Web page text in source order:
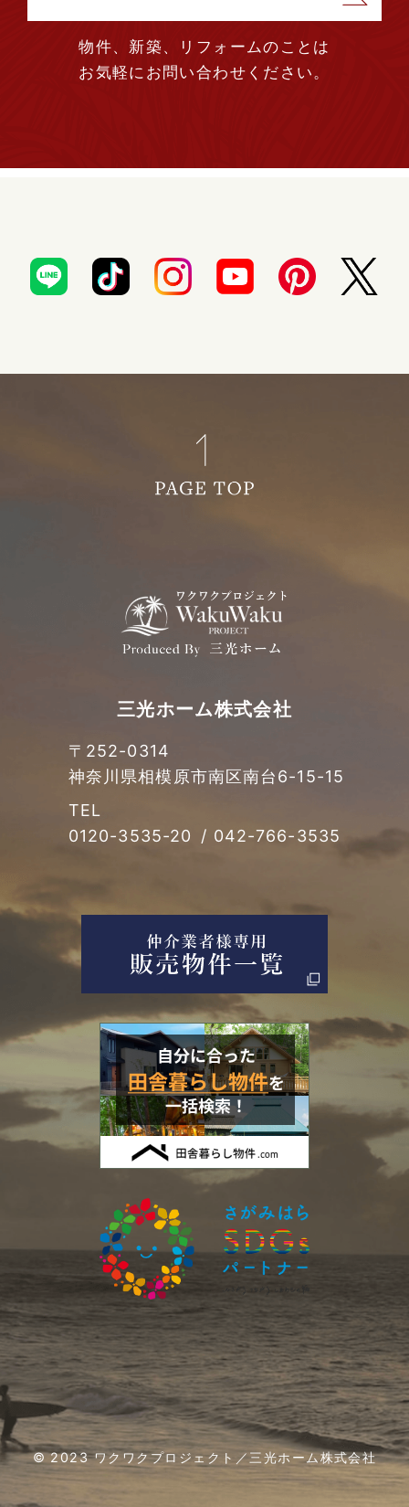
2023年02月 (2)
2022年10月 (1)
2022年08月 (2)
2021年10月 (3)
2021年09月 (3)
2021年04月 (5)
2021年03月 (2)
2021年02月 (3)
2021年01月 (4)
2020年11月 (4)
2020年10月 (5)
2020年09月 (4)
2020年08月 (6)
2020年07月 (5)
2020年06月 (5)
物件、新築、リフォームのことは
お気軽にお問い合わせください。
三光ホーム株式会社
〒252-0314
神奈川県相模原市南区南台6-15-15
TEL
0120-3535-20
/ 042-766-3535
© 2023 ワクワクプロジェクト／三光ホーム株式会社